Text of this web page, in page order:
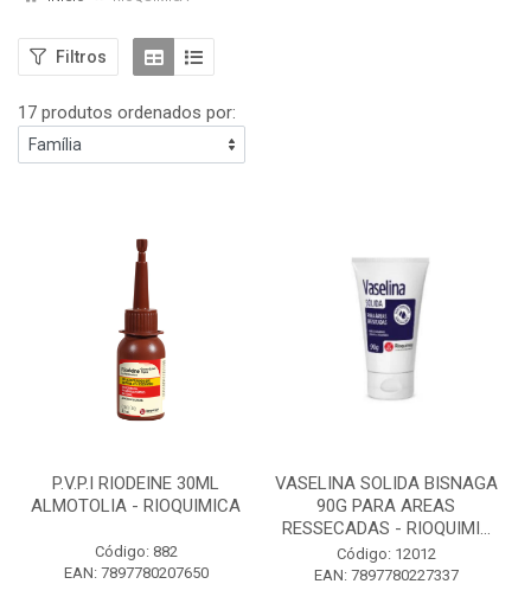
Filtros
17 produtos ordenados por:
P.V.P.I RIODEINE 30ML
ALMOTOLIA - RIOQUIMICA
Código: 882
EAN: 7897780207650
VASELINA SOLIDA BISNAGA
90G PARA AREAS
RESSECADAS - RIOQUIMI...
Código: 12012
EAN: 7897780227337